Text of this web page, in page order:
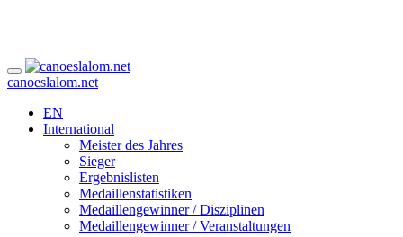
canoeslalom.net
EN
International
Meister des Jahres
Sieger
Ergebnislisten
Medaillenstatistiken
Medaillengewinner / Disziplinen
Medaillengewinner / Veranstaltungen